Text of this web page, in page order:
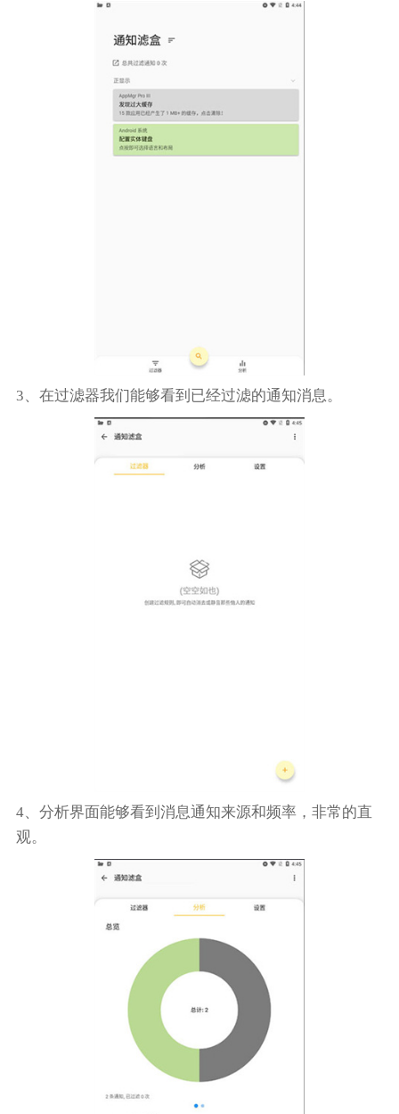
3、在过滤器我们能够看到已经过滤的通知消息。
4、分析界面能够看到消息通知来源和频率，非常的直
观。